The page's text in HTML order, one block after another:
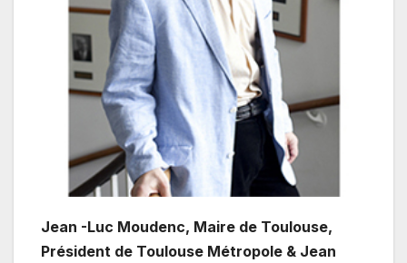
Jean -Luc Moudenc, Maire de Toulouse,
Président de Toulouse Métropole & Jean